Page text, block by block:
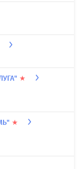
★
★